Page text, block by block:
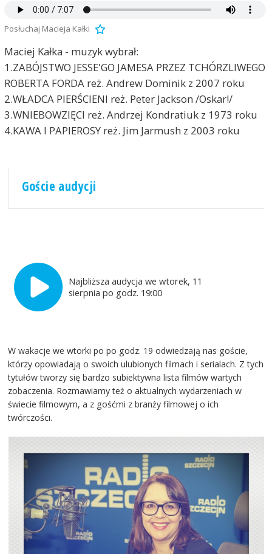
Posłuchaj Macieja Kałki
Maciej Kałka - muzyk wybrał:
1.ZABÓJSTWO JESSE'GO JAMESA PRZEZ TCHÓRZLIWEGO
ROBERTA FORDA reż. Andrew Dominik z 2007 roku
2.WŁADCA PIERŚCIENI reż. Peter Jackson /Oskar!/
3.WNIEBOWZIĘCI reż. Andrzej Kondratiuk z 1973 roku
4.KAWA I PAPIEROSY reż. Jim Jarmush z 2003 roku
Goście audycji
Najbliższa audycja we wtorek, 11
sierpnia po godz. 19:00
W wakacje we wtorki po po godz. 19 odwiedzają nas goście,
którzy opowiadają o swoich ulubionych filmach i serialach. Z tych
tytułów tworzy się bardzo subiektywna lista filmów wartych
zobaczenia. Rozmawiamy też o aktualnych wydarzeniach w
świecie filmowym, a z gośćmi z branży filmowej o ich
twórczości.